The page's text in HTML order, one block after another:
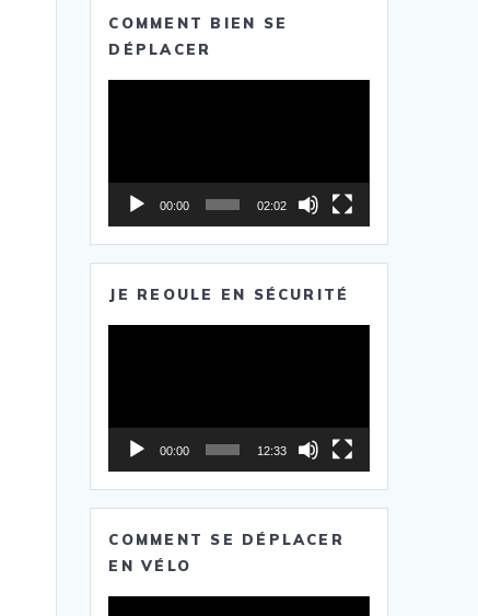
COMMENT BIEN SE
DÉPLACER
00:00 02:02
JE REOULE EN SÉCURITÉ
00:00 12:33
COMMENT SE DÉPLACER
EN VÉLO